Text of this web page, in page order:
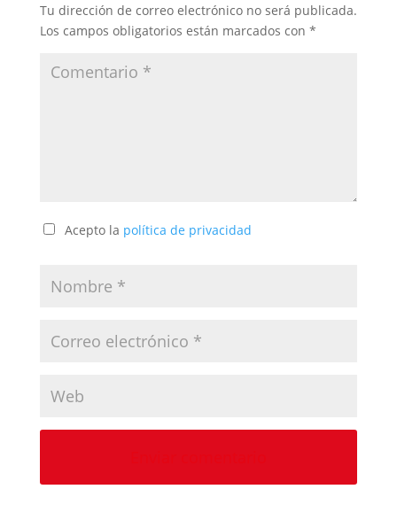
Tu dirección de correo electrónico no será publicada.
Los campos obligatorios están marcados con *
Acepto la política de privacidad